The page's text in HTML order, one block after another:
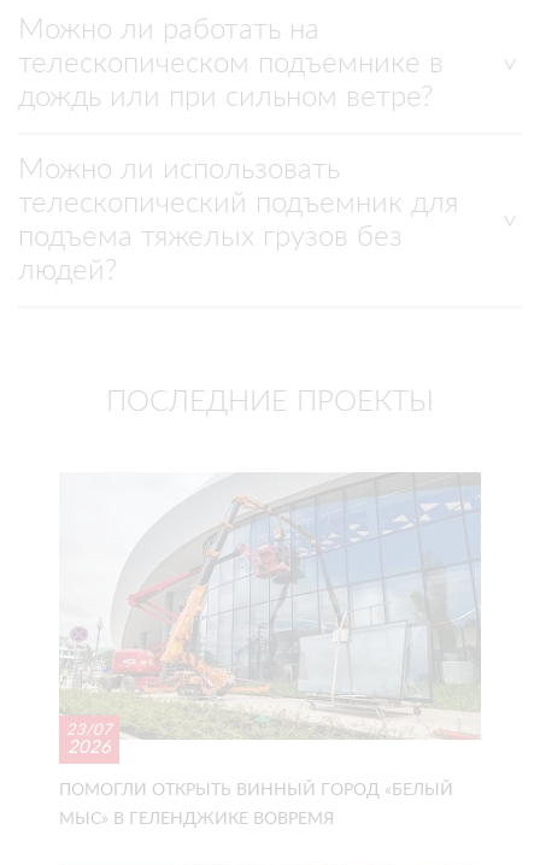
Можно ли работать на
телескопическом подъемнике в
дождь или при сильном ветре?
Можно ли использовать
телескопический подъемник для
подъема тяжелых грузов без
людей?
ПОСЛЕДНИЕ ПРОЕКТЫ
23/07
2026
ПОМОГЛИ ОТКРЫТЬ ВИННЫЙ ГОРОД «БЕЛЫЙ
МЫС» В ГЕЛЕНДЖИКЕ ВОВРЕМЯ